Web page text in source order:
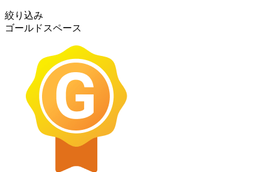
絞り込み
ゴールドスペース